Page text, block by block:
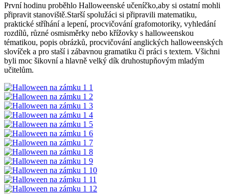
První hodinu proběhlo Halloweenské učeníčko,aby si ostatní mohli
připravit stanoviště.Starší spolužáci si připravili matematiku,
praktické stříhání a lepení, procvičování grafomotoriky, vyhledání
rozdílů, různé osmisměrky nebo křížovky s halloweenskou
tématikou, popis obrázků, procvičování anglických halloweenských
slovíček a pro staší i zábavnou gramatiku či práci s textem. Všichni
byli moc šikovní a hlavně velký dík druhostupňovým mladým
učitelům.